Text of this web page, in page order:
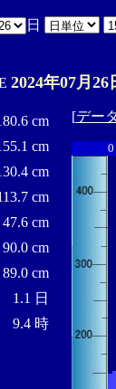
日
2024年07月26
cm
cm
cm
cm
47.6 cm
90.0 cm
89.0 cm
1.1 日
9.4 時
[デー
0